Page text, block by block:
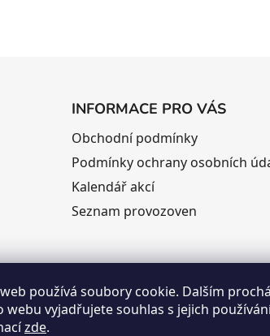
používá soubory cookie. Dalším
webu vyjadřujete souhlas s jejich
zde.
INFORMACE PRO VÁS
Obchodní podmínky
Podmínky ochrany osobních
Kalendář akcí
Seznam provozoven